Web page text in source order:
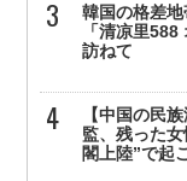
韓国の格差
「清凉里
訪ねて
【中国の民
監、残った
閣上陸”で起